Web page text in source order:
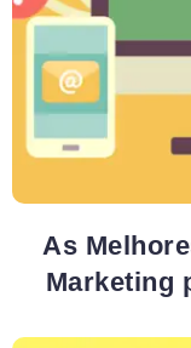
As
Marketing